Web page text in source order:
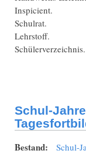
Inspicient.
Schulrat.
Lehrstoff.
Schülerverzeichnis.
Schul-
Bestand: Schul-